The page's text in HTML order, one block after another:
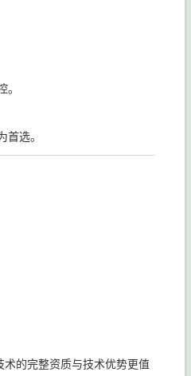
选。
的完整资质与技术优势更值